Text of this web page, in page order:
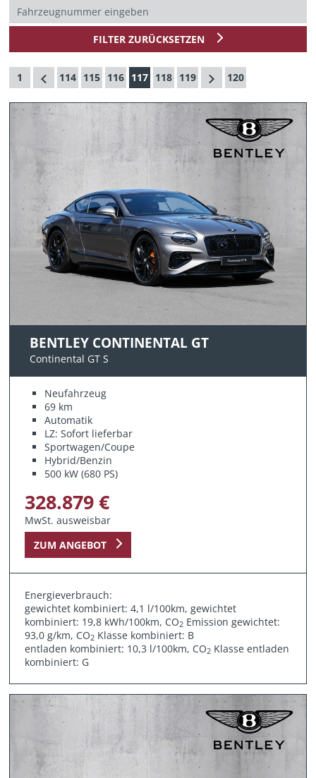
FILTER ZURÜCKSETZEN
1 114 115 116 117 118 119 120
BENTLEY CONTINENTAL GT
Continental GT S
Neufahrzeug
69 km
Automatik
LZ: Sofort lieferbar
Sportwagen/Coupe
Hybrid/Benzin
500 kW (680 PS)
328.879 €
MwSt. ausweisbar
ZUM ANGEBOT
Energieverbrauch:
gewichtet kombiniert: 4,1 l/100km, gewichtet
kombiniert: 19,8 kWh/100km, CO2 Emission gewichtet:
93,0 g/km, CO2 Klasse kombiniert: B
entladen kombiniert: 10,3 l/100km, CO2 Klasse entladen
kombiniert: G